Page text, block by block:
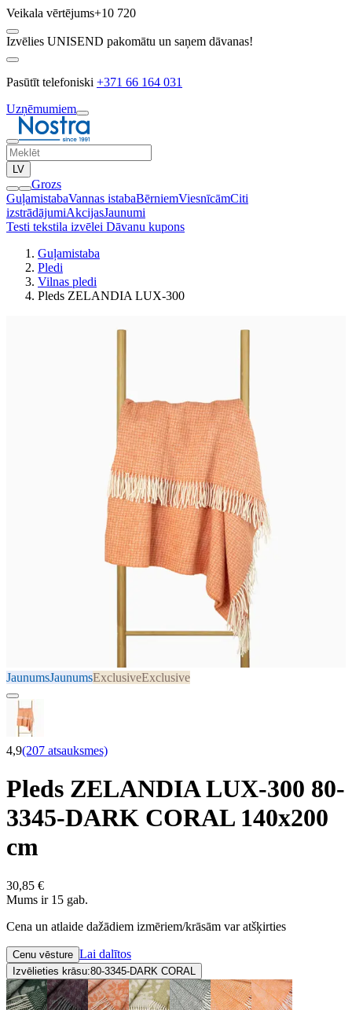
Veikala vērtējums+10 720
Izvēlies UNISEND pakomātu un saņem dāvanas!
Pasūtīt telefoniski +371 66 164 031
Uzņēmumiem
LV
Grozs
GuļamistabaVannas istabaBērniemViesnīcāmCiti
izstrādājumiAkcijasJaunumi
Testi tekstila izvēlei Dāvanu kupons
Guļamistaba
Pledi
Vilnas pledi
Pleds ZELANDIA LUX-300
JaunumsJaunumsExclusiveExclusive
4,9(207 atsauksmes)
Pleds ZELANDIA LUX-300 80-
3345-DARK CORAL 140x200
cm
30,85 €
Mums ir 15 gab.
Cena un atlaide dažādiem izmēriem/krāsām var atšķirties
Cenu vēsture Lai dalītos
Izvēlieties krāsu:80-3345-DARK CORAL